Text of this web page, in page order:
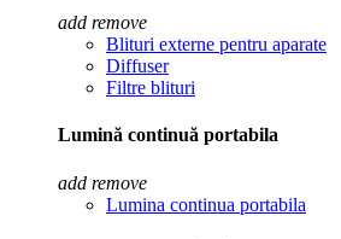
add remove
Blituri externe pentru aparate
Diffuser
Filtre blituri
Lumină continuă portabila
add remove
Lumina continua portabila